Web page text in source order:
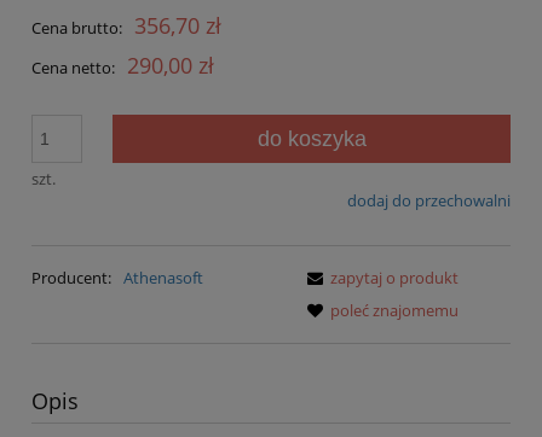
Cena brutto: 356,70 zł
Cena netto: 290,00 zł
szt.
do koszyka
dodaj do przechowalni
Producent: Athenasoft
zapytaj o produkt
poleć znajomemu
Opis